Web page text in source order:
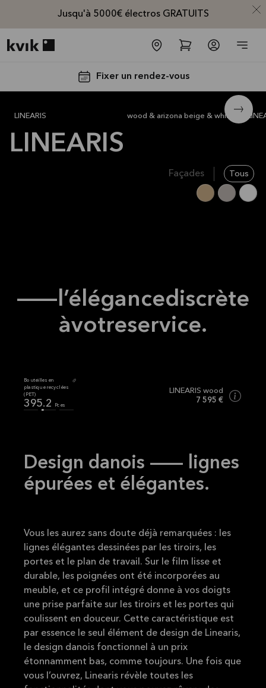
Jusqu'à 5000€ électros GRATUITS
Fixer un rendez-vous
Jusqu'à
5000€
LINEARIS wood & arizona beige & white
LINEARIS
Façades Tous
—l’élégancediscrète
àvotreservice.
LINEARIS wood
7 595 €
Bouteilles en
plastique recyclées
(PET)
395.2 Pces
Design danois — lignes
épurées et élégantes.
Vous les aurez sans doute déjà remarquées : les
lignes élégantes dessinées par les tiroirs, les
portes et le plan de travail. Sur le film lisse et
durable, les poignées ont été incorporées au
meuble, et ce profil intégré donne à vos doigts
une prise parfaite sur les tiroirs et les portes qui
coulissent en douceur. Cette caractéristique est
par essence le seul élément de design de Linearis,
le design danois fonctionnel à un prix
étonnamment bas, comme toujours. Une fois que
vous l’ouvrez, Linearis révèle toutes les